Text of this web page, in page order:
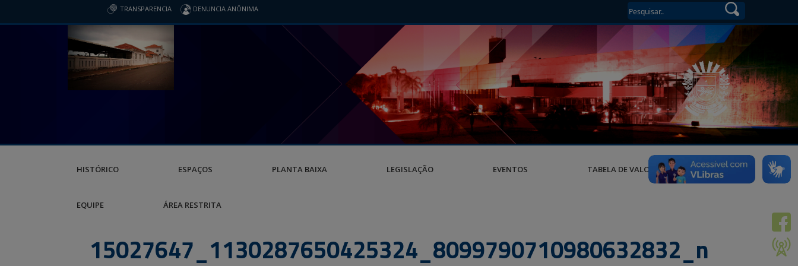
TRANSPARENCIA DENUNCIA ANÔNIMA
HISTÓRICO ESPAÇOS PLANTA BAIXA LEGISLAÇÃO EVENTOS TABELA DE VALORES
EQUIPE ÁREA RESTRITA
15027647_1130287650425324_8099790710980632832_n